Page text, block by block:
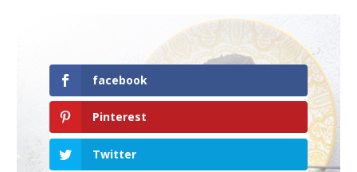
facebook
Pinterest
Twitter